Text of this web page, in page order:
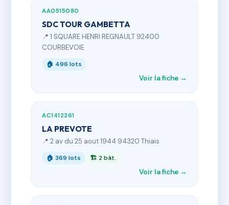
AA0515080
SDC TOUR GAMBETTA
📍 1 SQUARE HENRI REGNAULT 92400
COURBEVOIE
🏠 496 lots
Voir la fiche →
AC1412261
LA PREVOTE
📍 2 av du 25 aout 1944 94320 Thiais
🏠 369 lots 🏗 2 bât.
Voir la fiche →